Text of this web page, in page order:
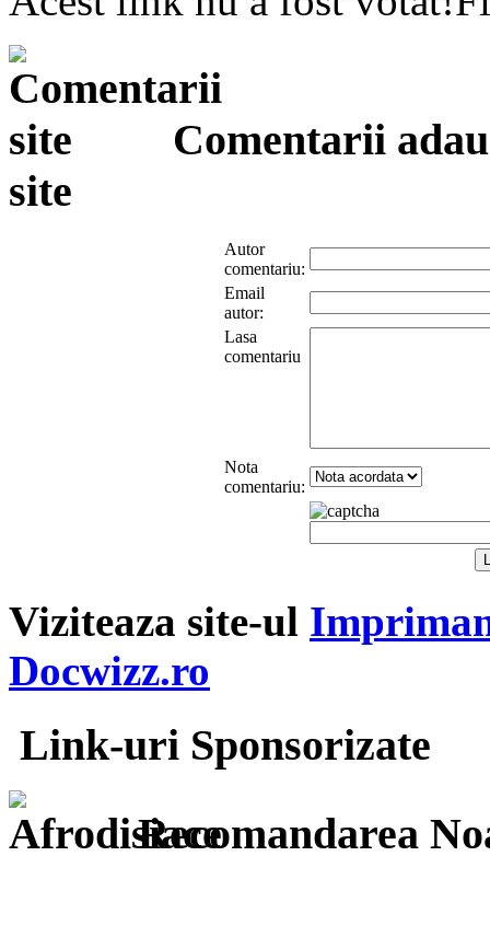
Comentarii
site
Autor
comentariu:
Email
autor:
Lasa
comentariu
Nota
comentariu:
Viziteaza site-ul
Docwizz.ro
Link-uri Sponsorizate
Recomandarea